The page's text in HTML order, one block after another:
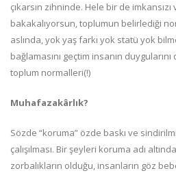
çıkarsın zihninde. Hele bir de imkansızı
bakakalıyorsun, toplumun belirlediği
aslında, yok yaş farkı yok statü yok
bağlamasını geçtim insanın
toplum normalleri(!)
Muhafazakârlık?
Sözde “koruma” özde baskı ve
çalışılması. Bir şeyleri koruma adı
zorbalıkların olduğu, insanların göz